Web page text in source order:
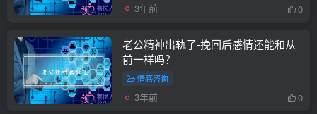
3年前 0
老公精神出轨了-挽回后感情还能和从
前一样吗？
情感咨询
3年前 0